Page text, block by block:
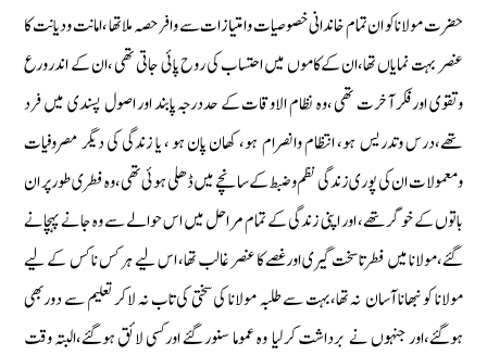
حضرت مولاناكو ان تمام خاندانی خصوصیات وامتیازات سے وافرحصہ ملا تھا ‏، امانت ودیانت كا
عنصر بہت نمایاں تھا‏،ان كےكاموں میں احتساب كی روح پائی جاتی تھی ‏،ان كے اندرورع
وتقوی اورفكر آخرت تھی ‏،وہ نظام الاوقات كے حددرجہ پابند اور اصول پسندی میں فرد
تھے‏،درس وتدریس ‏ ہو، انتظام وانصرام ہو‏، كھان پان ہو ‏، یا زندگی كی دیگر مصروفیات
ومعمولات ان كی پوری زندگی نظم وضبط كے سانچے میں ڈھلی ہوئی تھی‏،وہ فطری طورپر ان
باتوں كے خوگر تھے‏، اور اپنی زندگی كے تمام مراحل میں اس حوالے سے وہ جانے پہچانے
گئے‏،مولانا میں فطرتا سخت گیری اورغصے كا عنصر غالب تھا، اس لیے ہركس ناكس كے لیے
مولانا كو نبھانا آسان نہ تھا‏،بہت سے طلبہ مولانا كی سختی كی تاب نہ لاكر تعلیم سے دوربھی
ہوگئے‏،اور جنہوں نے برداشت كرلیا وہ عموما سنور گئے اوركسی لائق ہوگئے‏،البتہ وقت